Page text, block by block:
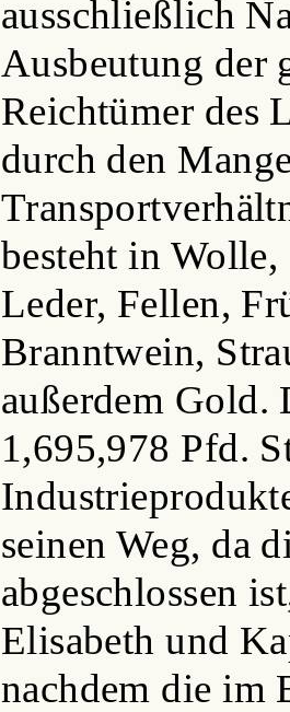
ausschließlich
Ausbeutung der
Reichtümer des
durch den
besteht in
Leder, Fellen,
Branntwein,
außerdem
1,695,978 Pfd.
seinen Weg, da
abgeschlossen
Elisabeth und
nachdem die im